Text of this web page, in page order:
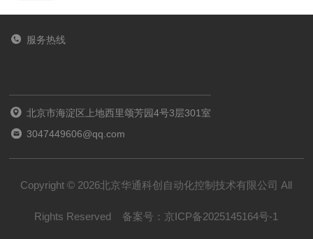
服务热线
北京市海淀区上地西里颂芳园4号3层301室
3047449606@qq.com
Copyright © 2026北京华通科创自动化控制技术有限公司 All
Rights Reserved 备案号： 京ICP备2025145164号-1